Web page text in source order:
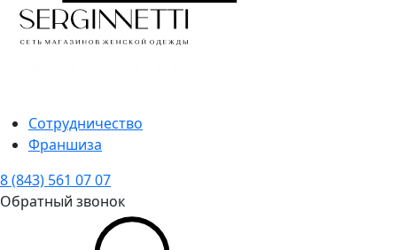
Сотрудничество
Франшиза
8 (843) 561 07 07
Обратный звонок